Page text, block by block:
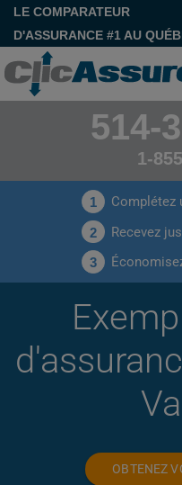
LE COMPARATEUR
D'ASSURANCE #1 AU
514-
1-
1 Complétez
2 Recevez
3
OBTENEZ